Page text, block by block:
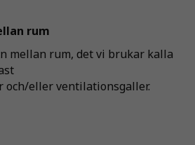
rum
mellan rum, det vi brukar kalla
eller ventilationsgaller.